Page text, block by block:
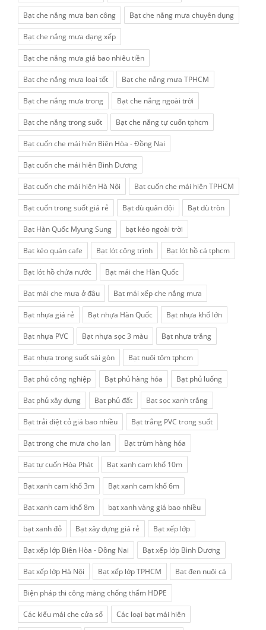
Bạt che nắng mưa ban công Bạt che nắng mưa chuyên dụng
Bạt che nắng mưa dạng xếp
Bạt che nắng mưa giá bao nhiêu tiền
Bạt che nắng mưa loại tốt Bạt che nắng mưa TPHCM
Bạt che nắng mưa trong Bạt che nắng ngoài trời
Bạt che nắng trong suốt Bạt che nắng tự cuốn tphcm
Bạt cuốn che mái hiên Biên Hòa - Đồng Nai
Bạt cuốn che mái hiên Bình Dương
Bạt cuốn che mái hiên Hà Nội Bạt cuốn che mái hiên TPHCM
Bạt cuốn trong suốt giá rẻ Bạt dù quân đội Bạt dù tròn
Bạt Hàn Quốc Myung Sung bạt kéo ngoài trời
Bạt kéo quán cafe Bạt lót công trình Bạt lót hồ cá tphcm
Bạt lót hồ chứa nước Bạt mái che Hàn Quốc
Bạt mái che mưa ở đâu Bạt mái xếp che nắng mưa
Bạt nhựa giá rẻ Bạt nhựa Hàn Quốc Bạt nhựa khổ lớn
Bạt nhựa PVC Bạt nhựa sọc 3 màu Bạt nhựa trắng
Bạt nhựa trong suốt sài gòn Bạt nuôi tôm tphcm
Bạt phủ công nghiệp Bạt phủ hàng hóa Bạt phủ luống
Bạt phủ xây dựng Bạt phủ đất Bạt sọc xanh trắng
Bạt trải diệt cỏ giá bao nhiều Bạt trắng PVC trong suốt
Bạt trong che mưa cho lan Bạt trùm hàng hóa
Bạt tự cuốn Hòa Phát Bạt xanh cam khổ 10m
Bạt xanh cam khổ 3m Bạt xanh cam khổ 6m
Bạt xanh cam khổ 8m bạt xanh vàng giá bao nhiều
bạt xanh đỏ Bạt xây dựng giá rẻ Bạt xếp lớp
Bạt xếp lớp Biên Hòa - Đồng Nai Bạt xếp lớp Bình Dương
Bạt xếp lớp Hà Nội Bạt xếp lớp TPHCM Bạt đen nuôi cá
Biện pháp thi công màng chống thấm HDPE
Các kiểu mái che cửa sổ Các loại bạt mái hiên